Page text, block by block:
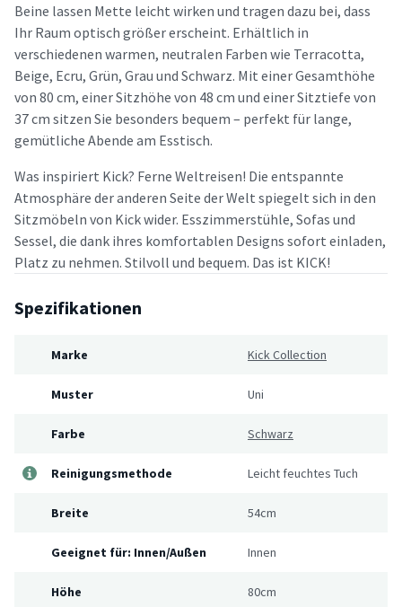
Beine lassen Mette leicht wirken und tragen dazu bei, dass
Ihr Raum optisch größer erscheint. Erhältlich in
verschiedenen warmen, neutralen Farben wie Terracotta,
Beige, Ecru, Grün, Grau und Schwarz. Mit einer Gesamthöhe
von 80 cm, einer Sitzhöhe von 48 cm und einer Sitztiefe von
37 cm sitzen Sie besonders bequem – perfekt für lange,
gemütliche Abende am Esstisch.
Was inspiriert Kick? Ferne Weltreisen! Die entspannte
Atmosphäre der anderen Seite der Welt spiegelt sich in den
Sitzmöbeln von Kick wider. Esszimmerstühle, Sofas und
Sessel, die dank ihres komfortablen Designs sofort einladen,
Platz zu nehmen. Stilvoll und bequem. Das ist KICK!
Spezifikationen
Marke Kick Collection
Muster Uni
Farbe Schwarz
Reinigungsmethode Leicht feuchtes Tuch
Breite 54cm
Geeignet für: Innen/Außen Innen
Höhe 80cm